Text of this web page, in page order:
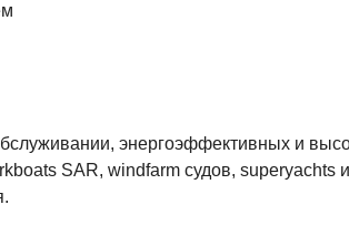
энергоэффективных и
SAR, windfarm судов, superyachts